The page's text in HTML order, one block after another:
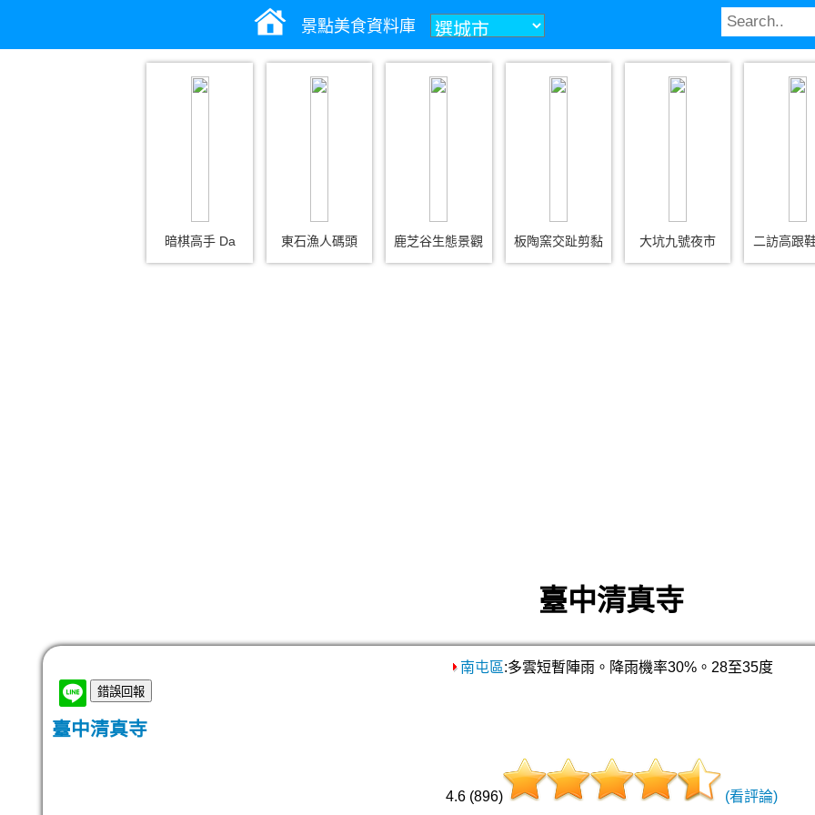
景點美食資料庫
暗棋高手 Da 東石漁人碼頭 鹿芝谷生態景觀 板陶窯交趾剪黏 大坑九號夜市 二訪高跟
臺中清真寺
南屯區:多雲短暫陣雨。降雨機率30%。28至35度
臺中清真寺
4.6 (896) (看評論)